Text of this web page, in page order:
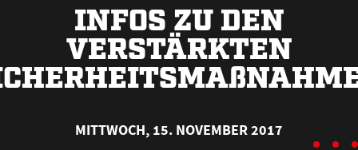
INFOS ZU DEN
VERSTÄRKTEN
ß
MITTWOCH, 15. NOVEMBER 2017